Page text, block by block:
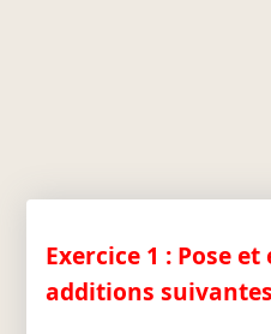
Exercice 1 : Pose
additions